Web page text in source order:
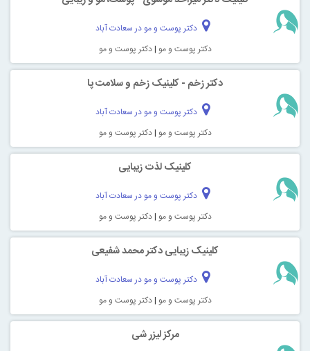
دکتر پوست و مو در سعادت آباد
دکتر پوست و مو |دکتر پوست و مو
دکتر زخم - کلینیک زخم و سلامت پا
دکتر پوست و مو در سعادت آباد
دکتر پوست و مو |دکتر پوست و مو
کلینیک لذت زیبایی
دکتر پوست و مو در سعادت آباد
دکتر پوست و مو |دکتر پوست و مو
کلینیک زیبایی دکتر محمد شفیعی
دکتر پوست و مو در سعادت آباد
دکتر پوست و مو |دکتر پوست و مو
مرکز لیزر شی